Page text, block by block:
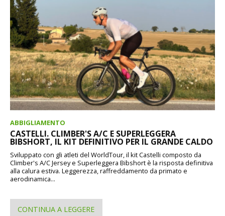
ABBIGLIAMENTO
CASTELLI. CLIMBER'S A/C E SUPERLEGGERA
BIBSHORT, IL KIT DEFINITIVO PER IL GRANDE CALDO
Sviluppato con gli atleti del WorldTour, il kit Castelli composto da
Climber's A/C Jersey e Superleggera Bibshort è la risposta definitiva
alla calura estiva. Leggerezza, raffreddamento da primato e
aerodinamica...
CONTINUA A LEGGERE